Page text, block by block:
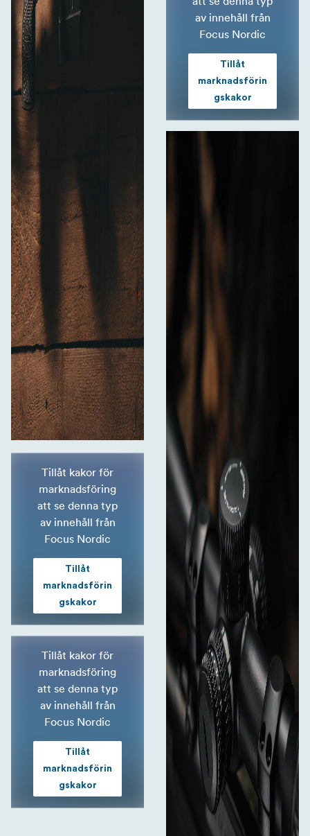
Tillåt kakor för
marknadsföring
att se denna typ
av innehåll från
Focus Nordic
Tillåt
marknadsförin
gskakor
Tillåt kakor för
marknadsföring
att se denna typ
av innehåll från
Focus Nordic
Tillåt
marknadsförin
gskakor
av innehåll från
Focus Nordic
Tillåt
marknadsförin
gskakor